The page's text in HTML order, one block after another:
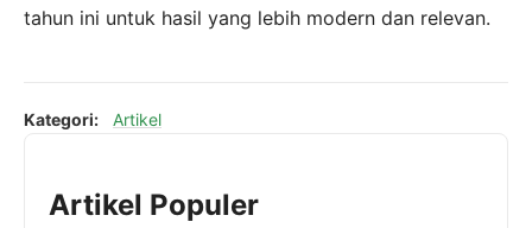
tahun ini untuk hasil yang lebih modern dan relevan.
Kategori: Artikel
Artikel Populer